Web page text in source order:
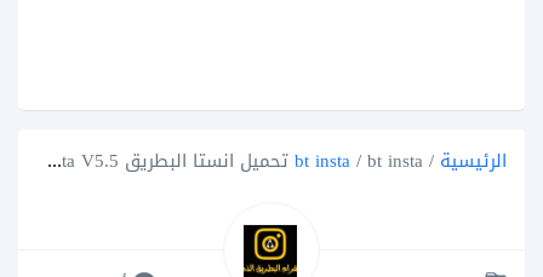
الرئيسية /
bt insta/bt insta تحميل انستا البطريق btinsta V5.5 تنزيل انستقرام البطريق الذهبي bt instagram gold